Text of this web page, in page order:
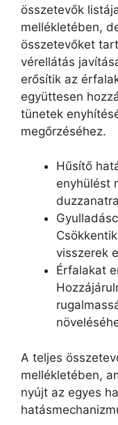
összetevők
mellékletében,
összetevőket
vérellátás
erősítik az
együttesen
tünetek
megőrzéséhez.
Hűsítő
enyhülést
visszerek
Érfalakat
A teljes
mellékletében,
nyújt az egyes